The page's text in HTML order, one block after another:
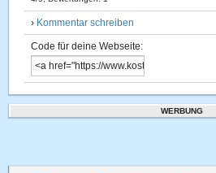
› Kommentar schreiben
Code für deine Webseite:
WERBUNG